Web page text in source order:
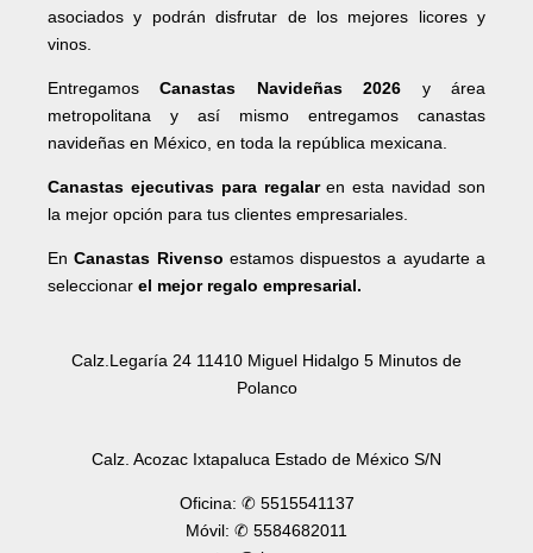
asociados y podrán disfrutar de los mejores licores y
vinos.
EntregamosCanastas Navideñas 2026 y área
metropolitana y así mismo entregamos canastas
navideñas en México, en toda la república mexicana.
Canastas ejecutivas para regalaren esta navidad son
la mejor opción para tus clientes empresariales.
EnCanastas Rivenso estamos dispuestos a ayudarte a
seleccionar el mejor regalo empresarial.
Calz.Legaría 24 11410 Miguel Hidalgo 5 Minutos de
Polanco
Calz. Acozac Ixtapaluca Estado de México S/N
Oficina: ✆ 5515541137
Móvil: ✆ 5584682011